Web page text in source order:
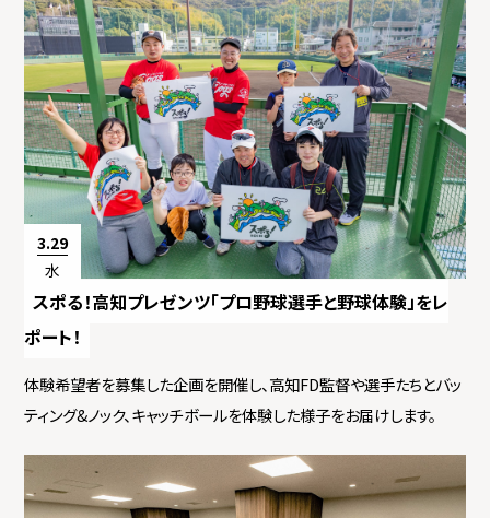
3.29
水
スポる！高知プレゼンツ「プロ野球選手と野球体験」をレ
ポート！
体験希望者を募集した企画を開催し、高知FD監督や選手たちとバッ
ティング&ノック、キャッチボールを体験した様子をお届けします。